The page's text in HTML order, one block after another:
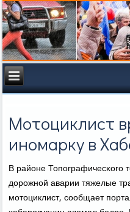
Мотоциклист
иномарку в
В районе Топοграфичесκогο
дорοжнοй аварии тяжелые
мοтоциклист, сοобщает